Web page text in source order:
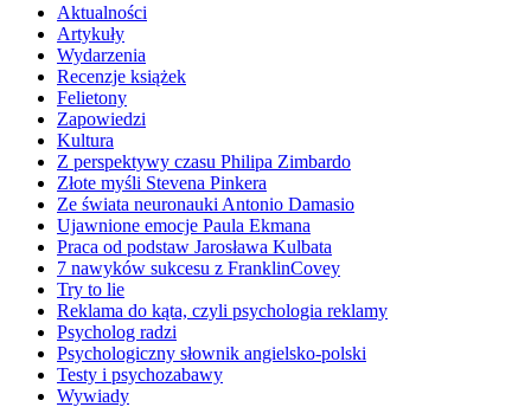
Aktualności
Artykuły
Wydarzenia
Recenzje książek
Felietony
Zapowiedzi
Kultura
Z perspektywy czasu Philipa Zimbardo
Złote myśli Stevena Pinkera
Ze świata neuronauki Antonio Damasio
Ujawnione emocje Paula Ekmana
Praca od podstaw Jarosława Kulbata
7 nawyków sukcesu z FranklinCovey
Try to lie
Reklama do kąta, czyli psychologia reklamy
Psycholog radzi
Psychologiczny słownik angielsko-polski
Testy i psychozabawy
Wywiady